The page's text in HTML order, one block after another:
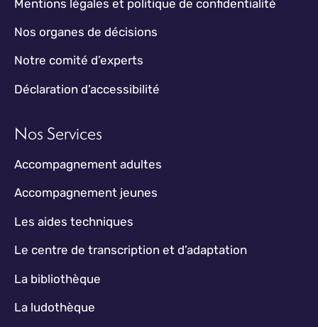
Mentions légales et politique de confidentialité
Nos organes de décisions
Notre comité d’experts
Déclaration d’accessibilité
Nos Services
Accompagnement adultes
Accompagnement jeunes
Les aides techniques
Le centre de transcription et d’adaptation
La bibliothèque
La ludothèque